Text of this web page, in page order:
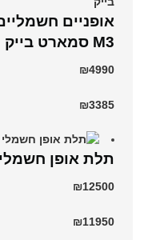
M3 סמארט בייק
₪4990
₪3385
תלת אופן חשמלי
₪12500
₪11950